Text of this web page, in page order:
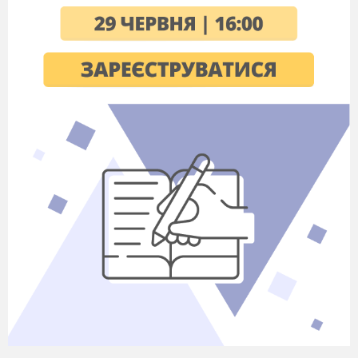
воды жизни… Человечество будет смотреть на
солнце сквозь прозрачный кристалл…
большего порока… трусость». Та не потрібно
дразу звинувачувати Левія Матві
і вибирає з неї те, що для неї є найважливішим.
Як писав Ф.Тютчев: «
. Тай вчинки Левія Матвія вказують на
те, що легко назвати себе учнем філософа,
навчитися жити за його принципами і вірою –
значно важче. Так Левій Матвій вкрав ножа,
щоб вбити Ієшуа і тим самим позбавити його
мук, а коли це йому не вдалося проклинав
Бога. Також він хоче помститися Іуді за зраду.
А Ієшуа так ніколи б не вчинив сам і не